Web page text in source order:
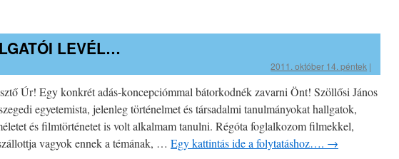
LEVÉL…
2011. október 14. péntek |
Úr! Egy konkrét adás-koncepciómmal bátorkodnék zavarni Önt! Szöllősi János
egyetemista, jelenleg történelmet és társadalmi tanulmányokat hallgatok,
és filmtörténetet is volt alkalmam tanulni. Régóta foglalkozom filmekkel,
vagyok ennek a témának, … Egy kattintás ide a folytatáshoz…. →